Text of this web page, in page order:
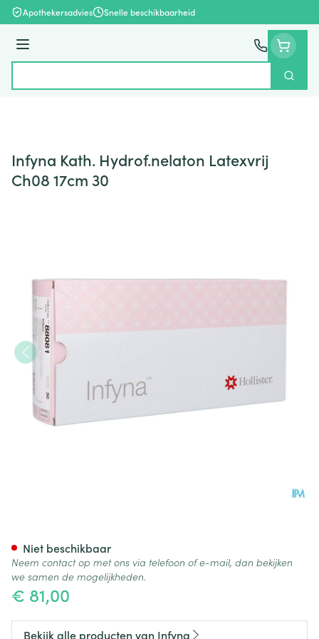
Ga naar de inhoud
Apothekersadvies Snelle beschikbaarheid
Menu
Zoek
Infyna Kath. Hydrof.nelaton Latexvrij
Ch08 17cm 30
€ 81,00
Niet beschikbaar
Neem contact op met ons via telefoon of e-mail, dan bekijken
we samen de mogelijkheden.
Bekijk alle producten van Infyna